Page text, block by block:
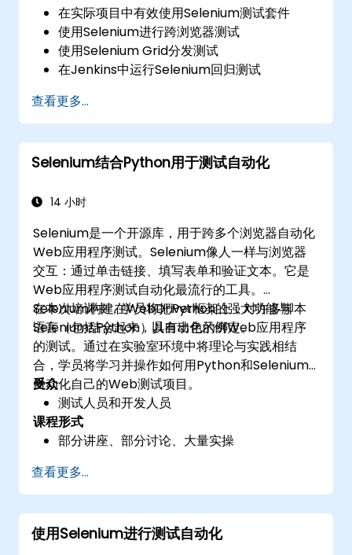
在实际项目中有效使用Selenium测试套件
使用Selenium进行跨浏览器测试
使用Selenium Grid分发测试
在Jenkins中运行Selenium回归测试
查看更多...
Selenium结合Python用于测试自动化
14 小时
Selenium是一个开源库，用于跨多个浏览器自动化
Web应用程序测试。Selenium像人一样与浏览器
交互：通过单击链接、填写表单和验证文本。它是
Web应用程序测试自动化最流行的工具。
Selenium构建在WebDriver框架上，对许多脚本
语言（包括Python）具有出色的绑定。
在本次培训中，学员将把Python的强大功能与
Selenium结合起来，以自动化示例Web应用程序
的测试。通过在实验室环境中将理论与实践相结
合，学员将学习并操作如何用Python和Selenium
自动化自己的Web测试项目。
受众
测试人员和开发人员
课程形式
部分讲座、部分讨论、大量实操
查看更多...
使用Selenium进行测试自动化